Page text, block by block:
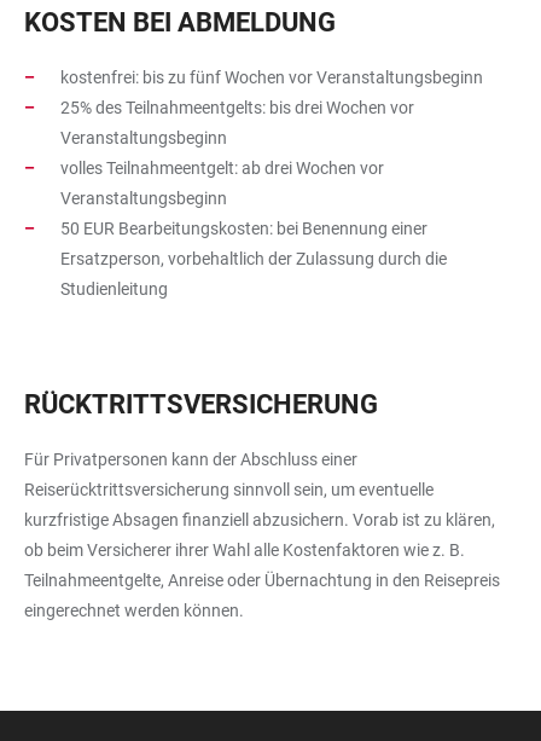
KOSTEN BEI ABMELDUNG
kostenfrei: bis zu fünf Wochen vor Veranstaltungsbeginn
25% des Teilnahmeentgelts: bis drei Wochen vor
Veranstaltungsbeginn
volles Teilnahmeentgelt: ab drei Wochen vor
Veranstaltungsbeginn
50 EUR Bearbeitungskosten: bei Benennung einer
Ersatzperson, vorbehaltlich der Zulassung durch die
Studienleitung
RÜCKTRITTSVERSICHERUNG
Für Privatpersonen kann der Abschluss einer
Reiserücktrittsversicherung sinnvoll sein, um eventuelle
kurzfristige Absagen finanziell abzusichern. Vorab ist zu klären,
ob beim Versicherer ihrer Wahl alle Kostenfaktoren wie z. B.
Teilnahmeentgelte, Anreise oder Übernachtung in den Reisepreis
eingerechnet werden können.